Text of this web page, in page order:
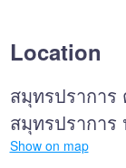
Location
สมุทรปราการ
สมุทรปราการ
Show on map